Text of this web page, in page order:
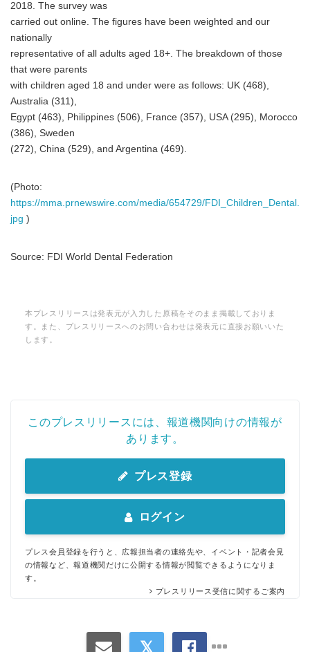
2018. The survey was
carried out online. The figures have been weighted and our
nationally
representative of all adults aged 18+. The breakdown of those
that were parents
with children aged 18 and under were as follows: UK (468),
Australia (311),
Egypt (463), Philippines (506), France (357), USA (295), Morocco
(386), Sweden
(272), China (529), and Argentina (469).
(Photo:
https://mma.prnewswire.com/media/654729/FDI_Children_Dental.
jpg )
Source: FDI World Dental Federation
本プレスリリースは発表元が入力した原稿をそのまま掲載しておりま
す。また、プレスリリースへのお問い合わせは発表元に直接お願いいた
します。
このプレスリリースには、報道機関向けの情報が
あります。
プレス登録
ログイン
プレス会員登録を行うと、広報担当者の連絡先や、イベント・記者会見
の情報など、報道機関だけに公開する情報が閲覧できるようになりま
す。
プレスリリース受信に関するご案内
English